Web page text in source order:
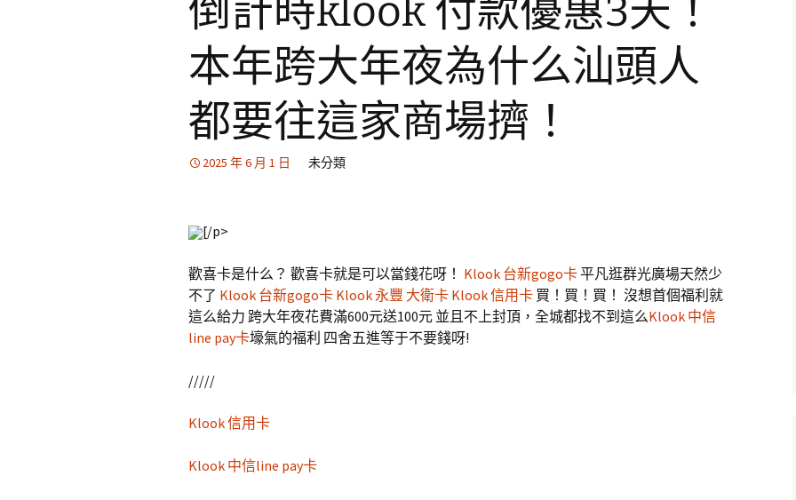
倒計時klook 付款優惠3天！
本年跨大年夜為什么汕頭人
都要往這家商場擠！
2025 年 6 月 1 日 未分類
[/p>
歡喜卡是什么？ 歡喜卡就是可以當錢花呀！ Klook 台新gogo卡平凡逛群光廣場天然少
不了 Klook 台新gogo卡 Klook 永豐 大衛卡 Klook 信用卡 買！買！買！ 沒想首個福利就
這么給力 跨大年夜花費滿600元送100元 並且不上封頂，全城都找不到這么Klook 中信
line pay卡壕氣的福利 四舍五進等于不要錢呀!
/////
Klook 信用卡
Klook 中信line pay卡